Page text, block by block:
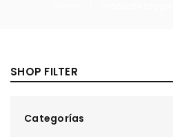
SHOP FILTER
Categorías